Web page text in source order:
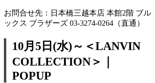
お問合せ先：日本橋三越本店 本館2階 ブル
ックス ブラザーズ 03-3274-0264（直通）
10月5日(水)～＜LANVIN
COLLECTION＞｜
POPUP